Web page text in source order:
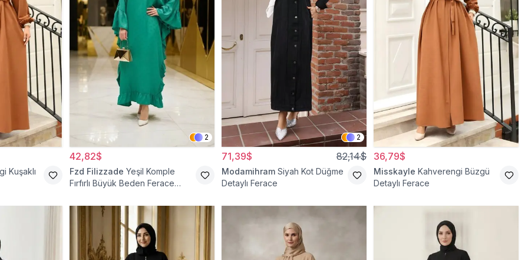
Kuşaklı
2
42,82$
Fzd Filizzade Yeşil Komple
Fırfırlı Büyük Beden Ferace
2
71,39$ 82,14$
Modamihram Siyah Kot Düğme
Detaylı Ferace
36,79$
Misskayle Kahverengi Büzgü
Detaylı Ferace